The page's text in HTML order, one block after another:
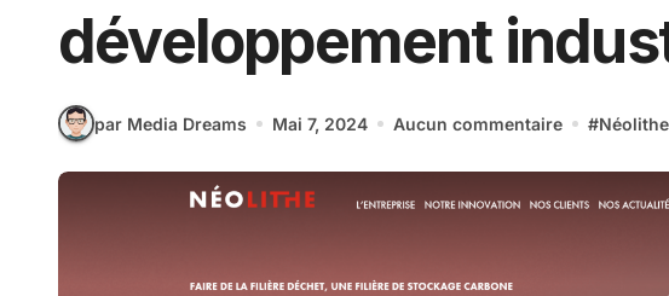
développement
par Media Dreams Mai 7, 2024 Aucun commentaire #Néolithe